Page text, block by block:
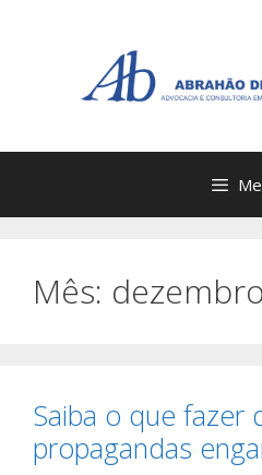
Mês:
Saiba o que fazer
propagandas